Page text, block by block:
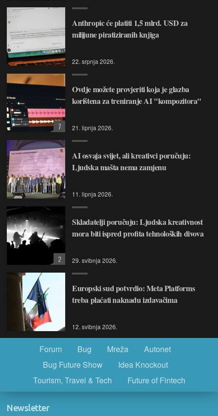
Anthropic će platiti 1,5 mlrd. USD za
milijune piratiziranih knjiga
22. srpnja 2026.
Ovdje možete provjeriti koja je glazba
korištena za treniranje AI "kompozitora"
21. lipnja 2026.
7
AI osvaja svijet, ali kreativci poručuju:
Ljudska mašta nema zamjenu
11. lipnja 2026.
Skladatelji poručuju: Ljudska kreativnost
mora biti ispred profita tehnoloških divova
29. svibnja 2026.
2
Europski sud potvrdio: Meta Platforms
treba plaćati naknadu izdavačima
12. svibnja 2026.
Forum Bug Mreža
Autonet
Bug Future Show
Idea Knockout
Tourism, Travel & Tech
Future of Fintech
Newsletter